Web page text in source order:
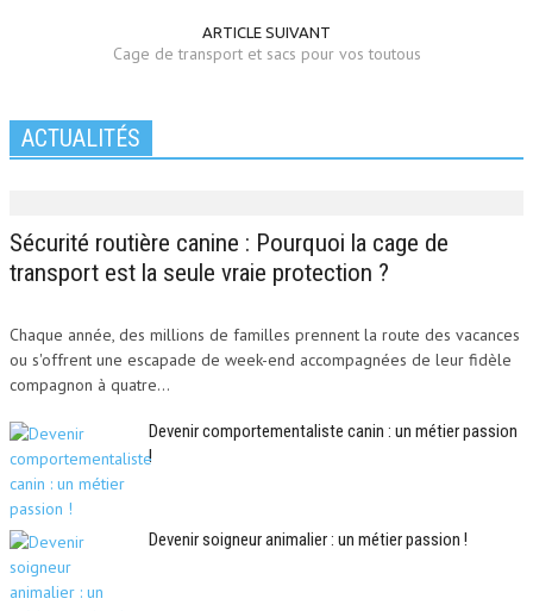
ARTICLE SUIVANT
Cage de transport et sacs pour vos toutous
ACTUALITÉS
Sécurité routière canine : Pourquoi la cage de
transport est la seule vraie protection ?
Chaque année, des millions de familles prennent la route des vacances
ou s'offrent une escapade de week-end accompagnées de leur fidèle
compagnon à quatre...
Devenir comportementaliste canin : un métier passion
!
Devenir soigneur animalier : un métier passion !